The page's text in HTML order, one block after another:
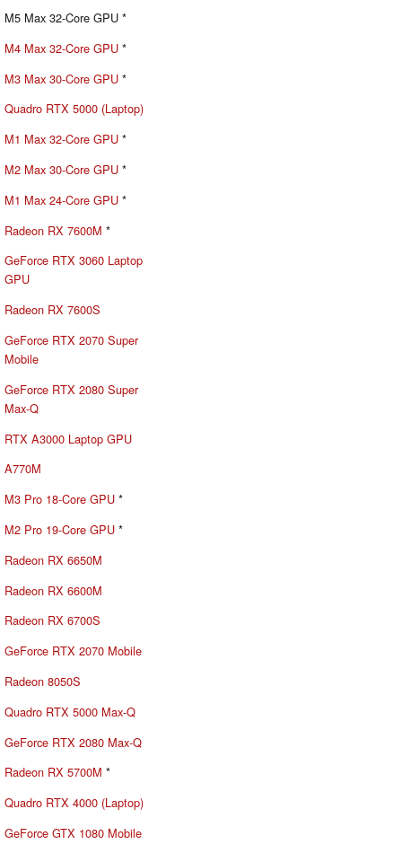
M5 Max 32-Core GPU *
M4 Max 32-Core GPU *
M3 Max 30-Core GPU *
Quadro RTX 5000 (Laptop)
M1 Max 32-Core GPU *
M2 Max 30-Core GPU *
M1 Max 24-Core GPU *
Radeon RX 7600M *
GeForce RTX 3060 Laptop
GPU
Radeon RX 7600S
GeForce RTX 2070 Super
Mobile
GeForce RTX 2080 Super
Max-Q
RTX A3000 Laptop GPU
A770M
M3 Pro 18-Core GPU *
M2 Pro 19-Core GPU *
Radeon RX 6650M
Radeon RX 6600M
Radeon RX 6700S
GeForce RTX 2070 Mobile
Radeon 8050S
Quadro RTX 5000 Max-Q
GeForce RTX 2080 Max-Q
Radeon RX 5700M *
Quadro RTX 4000 (Laptop)
GeForce GTX 1080 Mobile